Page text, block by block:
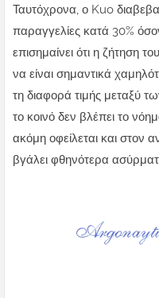
Ταυτόχρονα, ο Kuo
παραγγελίες κατά 30%
επισημαίνει ότι η ζήτηση
να είναι σημαντικά
τη διαφορά τιμής μεταξύ
το κοινό δεν βλέπει το
ακόμη οφείλεται και στον
βγάλει φθηνότερα